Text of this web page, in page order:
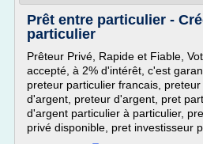
Prêt entre particulier -
particulier
Prêteur Privé, Rapide et Fiable,
accepté, à 2% d'intérêt, c'est
preteur particulier francais,
d'argent, preteur d'argent, pret
d'argent particulier à particulier,
privé disponible, pret investisseur